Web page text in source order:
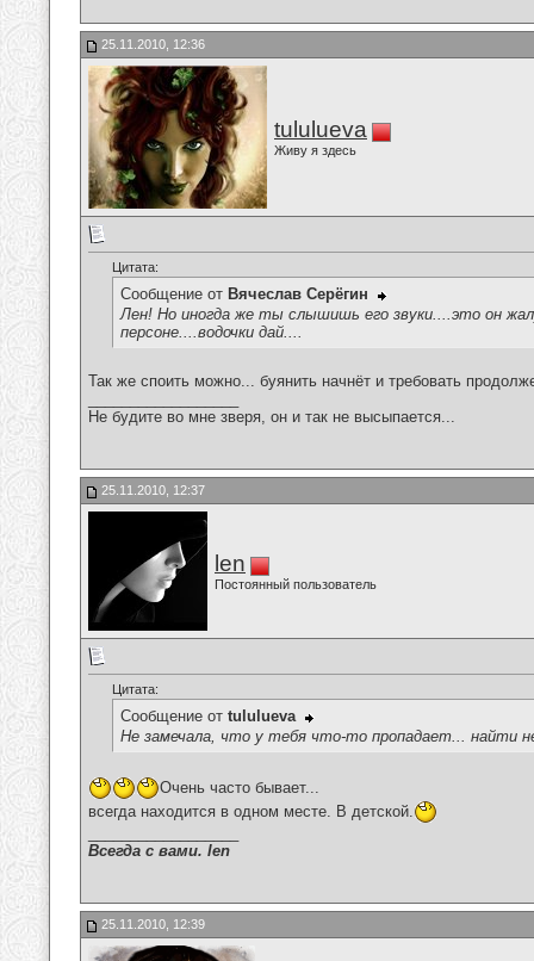
25.11.2010, 12:36
tululueva
Живу я здесь
Цитата:
Сообщение от Вячеслав Серёгин
Лен! Но иногда же ты слышишь его звуки....это он
персоне....водочки дай....
Так же споить можно... буянить начнёт и требовать
Не будите во мне зверя, он и так не высыпается...
25.11.2010, 12:37
len
Постоянный пользователь
Цитата:
Сообщение от tululueva
Не замечала, что у тебя что-то пропадает... найти
Очень часто бывает...
всегда находится в одном месте. В детской.
Всегда с вами. len
25.11.2010, 12:39